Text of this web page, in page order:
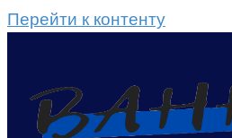
Перейти к контенту